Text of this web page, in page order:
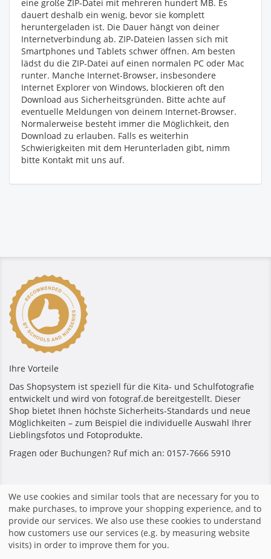
eine große ZIP-Datei mit mehreren hundert MB. Es
dauert deshalb ein wenig, bevor sie komplett
heruntergeladen ist. Die Dauer hängt von deiner
Internetverbindung ab. ZIP-Dateien lassen sich mit
Smartphones und Tablets schwer öffnen. Am besten
lädst du die ZIP-Datei auf einen normalen PC oder Mac
runter. Manche Internet-Browser, insbesondere
Internet Explorer von Windows, blockieren oft den
Download aus Sicherheitsgründen. Bitte achte auf
eventuelle Meldungen von deinem Internet-Browser.
Normalerweise besteht immer die Möglichkeit, den
Download zu erlauben. Falls es weiterhin
Schwierigkeiten mit dem Herunterladen gibt, nimm
bitte Kontakt mit uns auf.
Ihre Vorteile
Das Shopsystem ist speziell für die Kita- und Schulfotografie
entwickelt und wird von fotograf.de bereitgestellt. Dieser
Shop bietet Ihnen höchste Sicherheits-Standards und neue
Möglichkeiten – zum Beispiel die individuelle Auswahl Ihrer
Lieblingsfotos und Fotoprodukte.
Fragen oder Buchungen? Ruf mich an: 0157-7666 5910
Home | Imprint|Terms and Conditions
We use cookies and similar tools that are necessary for you to
make purchases, to improve your shopping experience, and to
provide our services. We also use these cookies to understand
how customers use our services (e.g. by measuring website
visits) in order to improve them for you.